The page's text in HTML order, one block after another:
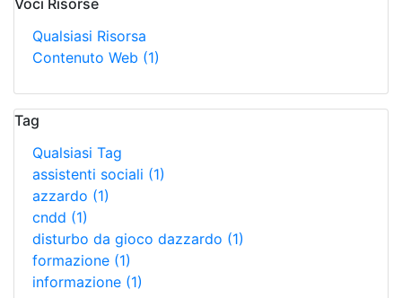
Voci Risorse
Qualsiasi Risorsa
Contenuto Web (1)
Tag
Qualsiasi Tag
assistenti sociali (1)
azzardo (1)
cndd (1)
disturbo da gioco dazzardo (1)
formazione (1)
informazione (1)